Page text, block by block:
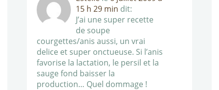
15 h 29 min dit:
J’ai une super recette
de soupe
courgettes/anis aussi, un vrai
delice et super onctueuse. Si l’anis
favorise la lactation, le persil et la
sauge fond baisser la
production… Quel dommage !